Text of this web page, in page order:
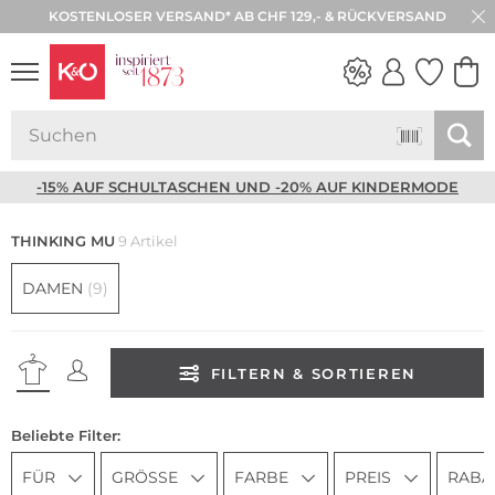
KOSTENLOSER VERSAND* AB CHF 129,- & RÜCKVERSAND
30 TAGE RÜCKGABE
-15% AUF SCHULTASCHEN UND -20% AUF KINDERMODE
THINKING MU 9 Artikel
DAMEN (9)
FILTERN & SORTIEREN
Beliebte Filter:
FÜR GRÖSSE FARBE PREIS